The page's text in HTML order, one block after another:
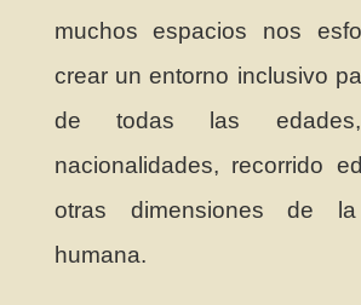
muchos espacios nos
crear un entorno inclusivo
de todas las edades,
nacionalidades, recorrido
otras dimensiones de la
humana.